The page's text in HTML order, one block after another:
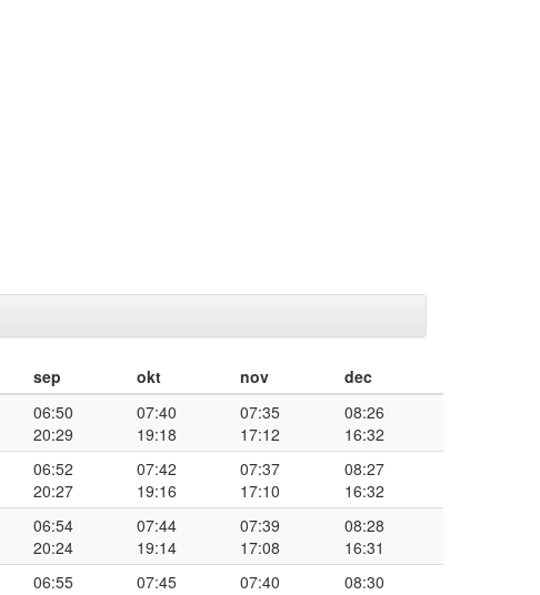
sep okt nov
dec
06:50
20:29
07:40
19:18
07:35
17:12
08:26
16:32
06:52
20:27
07:42
19:16
07:37
17:10
08:27
16:32
06:54
20:24
07:44
19:14
07:39
17:08
08:28
16:31
06:55
07:45
07:40
08:30